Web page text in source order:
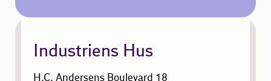
Industriens Hus
H.C. Andersens Boulevard 18